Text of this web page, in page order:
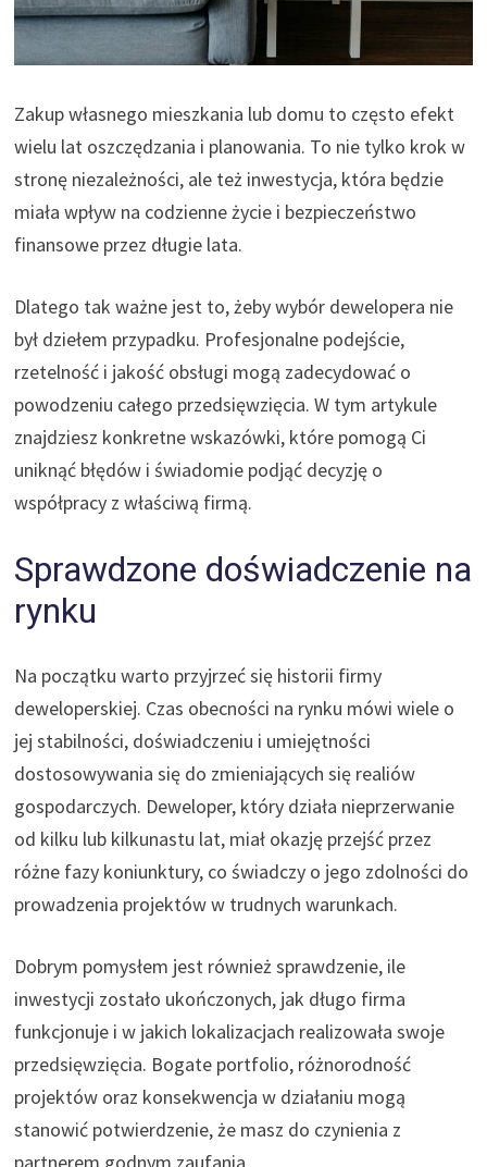
Zakup własnego mieszkania lub domu to często efekt
wielu lat oszczędzania i planowania. To nie tylko krok w
stronę niezależności, ale też inwestycja, która będzie
miała wpływ na codzienne życie i bezpieczeństwo
finansowe przez długie lata.
Dlatego tak ważne jest to, żeby wybór dewelopera nie
był dziełem przypadku. Profesjonalne podejście,
rzetelność i jakość obsługi mogą zadecydować o
powodzeniu całego przedsięwzięcia. W tym artykule
znajdziesz konkretne wskazówki, które pomogą Ci
uniknąć błędów i świadomie podjąć decyzję o
współpracy z właściwą firmą.
Sprawdzone doświadczenie na
rynku
Na początku warto przyjrzeć się historii firmy
deweloperskiej. Czas obecności na rynku mówi wiele o
jej stabilności, doświadczeniu i umiejętności
dostosowywania się do zmieniających się realiów
gospodarczych. Deweloper, który działa nieprzerwanie
od kilku lub kilkunastu lat, miał okazję przejść przez
różne fazy koniunktury, co świadczy o jego zdolności do
prowadzenia projektów w trudnych warunkach.
Dobrym pomysłem jest również sprawdzenie, ile
inwestycji zostało ukończonych, jak długo firma
funkcjonuje i w jakich lokalizacjach realizowała swoje
przedsięwzięcia. Bogate portfolio, różnorodność
projektów oraz konsekwencja w działaniu mogą
stanowić potwierdzenie, że masz do czynienia z